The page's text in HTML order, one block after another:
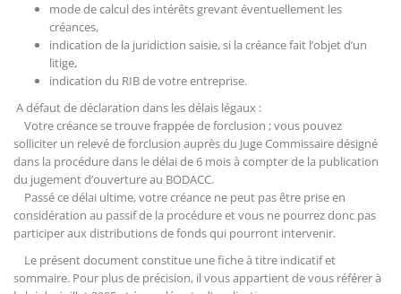
mode de calcul des intérêts grevant éventuellement les
créances,
indication de la juridiction saisie, si la créance fait l’objet d’un
litige,
indication du RIB de votre entreprise.
A défaut de déclaration dans les délais légaux :
Votre créance se trouve frappée de forclusion ; vous pouvez
solliciter un relevé de forclusion auprès du Juge Commissaire désigné
dans la procédure dans le délai de 6 mois à compter de la publication
du jugement d’ouverture au BODACC.
Passé ce délai ultime, votre créance ne peut pas être prise en
considération au passif de la procédure et vous ne pourrez donc pas
participer aux distributions de fonds qui pourront intervenir.
Le présent document constitue une fiche à titre indicatif et
sommaire. Pour plus de précision, il vous appartient de vous référer à